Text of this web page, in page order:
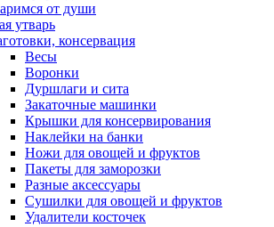
от души
утварь
консервация
Весы
Воронки
Дуршлаги и сита
Закаточные машинки
Крышки для консервирования
Наклейки на банки
Ножи для овощей и фруктов
Пакеты для заморозки
Разные аксессуары
Сушилки для овощей и фруктов
Удалители косточек